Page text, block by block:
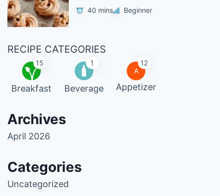
40 mins Beginner
RECIPE CATEGORIES
15
Breakfast
1
Beverage
A
12
Appetizer
Archives
April 2026
Categories
Uncategorized